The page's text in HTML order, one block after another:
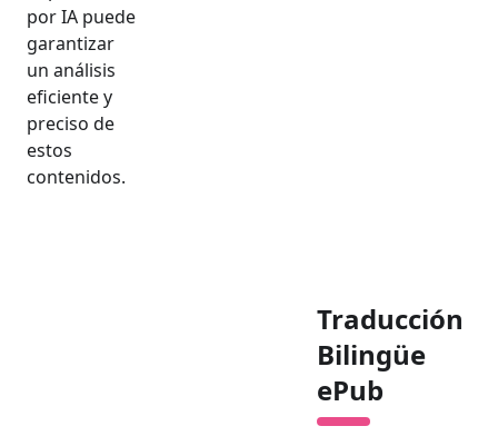
por IA puede
garantizar
un análisis
eficiente y
preciso de
estos
contenidos.
Traducción
Bilingüe
ePub